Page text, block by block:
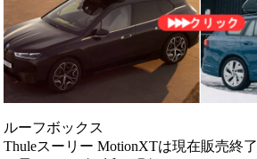
ルーフボックス
Thuleスーリー MotionXTは現在販売終了